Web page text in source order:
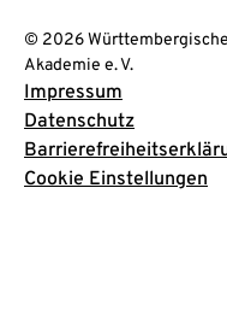
© 2026
Akademie e. V.
Impressum
Datenschutz
Cookie Einstellungen